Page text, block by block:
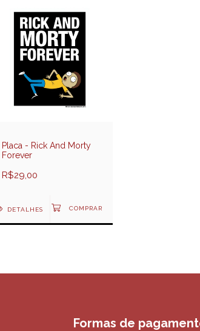
Placa - Rick And Morty
Forever
R$29,00
DETALHES
Formas de